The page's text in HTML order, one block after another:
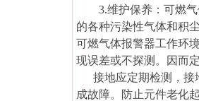
3.维护保养：可燃气
的各种污染性气体和积
可燃气体报警器工作环
现误差或不探测。因而
接地应定期检测，接
成故障。防止元件老化